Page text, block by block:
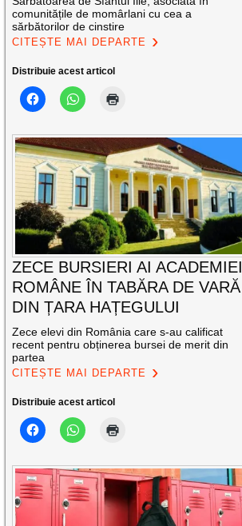
comunitățile de momârlani cu cea a
sărbătorilor de cinstire
CITEȘTE MAI DEPARTE
Distribuie acest articol
ZECE BURSIERI AI ACADEMIEI
ROMÂNE ÎN TABĂRA DE VARĂ
DIN ȚARA HAȚEGULUI
Zece elevi din România care s-au calificat
recent pentru obținerea bursei de merit din
partea
CITEȘTE MAI DEPARTE
Distribuie acest articol